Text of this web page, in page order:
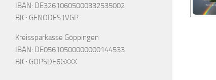
IBAN: DE32610605000332535002
BIC: GENODES1VGP
Kreissparkasse Göppingen
IBAN: DE05610500000000144533
BIC: GOPSDE6GXXX